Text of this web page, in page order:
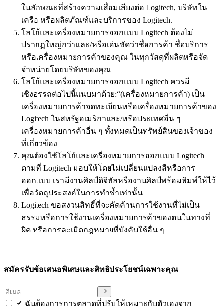
ในลักษณะที่สร้างความเสื่อมเสียงต่อ Logitech, บริษัทใน
เครือ หรือผลิตภัณฑ์และบริการของ Logitech.
โลโก้และเครื่องหมายการออกแบบ Logitech ต้องไม่
ปรากฏใหญ่กว่าและ/หรือเด่นชัดว่าชื่อการค้า ชื่อบริการ
หรือเครื่องหมายการค้าของคุณ ในทุกวัสดุที่ผลิตหรือจัด
จำหน่ายโดยบริษัทของคุณ
โลโก้และเครื่องหมายการออกแบบ Logitech ควรมี
เชิงอรรถต่อไปนี้แนบมาด้วย:“(เครื่องหมายการค้า) เป็น
เครื่องหมายการค้าจดทะเบียนหรือเครื่องหมายการค้าของ
Logitech ในสหรัฐอเมริกาและ/หรือประเทศอื่น ๆ
เครื่องหมายการค้าอื่น ๆ ทั้งหมดเป็นทรัพย์สินของเจ้าของ
ที่เกี่ยวข้อง
คุณต้องใช้โลโก้และเครื่องหมายการออกแบบ Logitech
ตามที่ Logitech มอบให้โดยไม่เปลี่ยนแปลงสีหรือการ
ออกแบบ เรามีงานศิลป์ดิจิทัลหรืองานศิลป์พร้อมพิมพ์ให้ไว้
เพื่อวัตถุประสงค์ในการทำซ้ำเท่านั้น
Logitech ขอสงวนสิทธิ์ที่จะคัดค้านการใช้งานที่ไม่เป็น
ธรรมหรือการใช้งานเครื่องหมายการค้าของตนในทางที่
ผิด หรือการละเมิดกฎหมายที่บังคับใช้อื่น ๆ
สมัครรับข้อเสนอพิเศษและสิทธิประโยชน์เฉพาะคุณ
ฉันต้องการการตลาดที่ปรับให้เหมาะกับตัวเองจาก